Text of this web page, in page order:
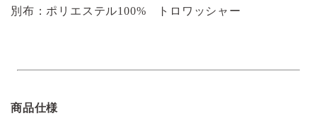
別布：ポリエステル100% トロワッシャー
商品仕様